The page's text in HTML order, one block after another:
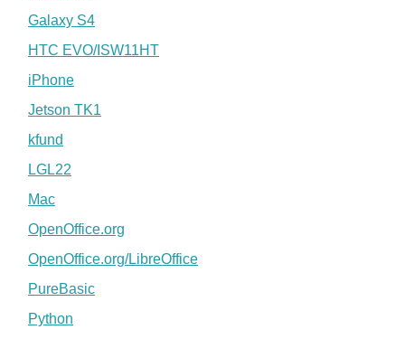
Galaxy S4
HTC EVO/ISW11HT
iPhone
Jetson TK1
kfund
LGL22
Mac
OpenOffice.org
OpenOffice.org/LibreOffice
PureBasic
Python